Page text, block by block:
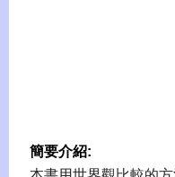
簡要介紹: